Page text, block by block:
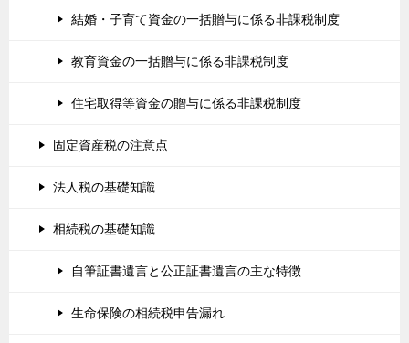
結婚・子育て資金の一括贈与に係る非課税制度
教育資金の一括贈与に係る非課税制度
住宅取得等資金の贈与に係る非課税制度
固定資産税の注意点
法人税の基礎知識
相続税の基礎知識
自筆証書遺言と公正証書遺言の主な特徴
生命保険の相続税申告漏れ